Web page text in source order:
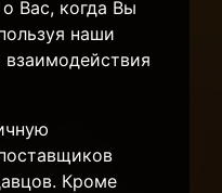
Вас, когда Вы
наши
Кроме